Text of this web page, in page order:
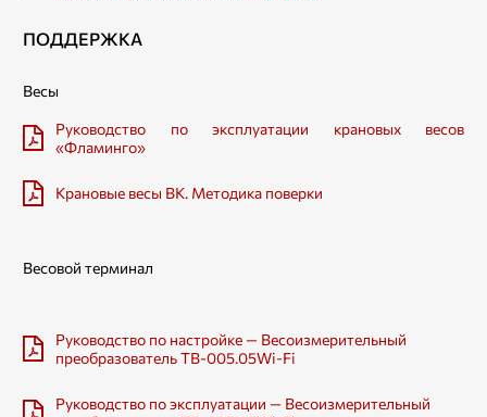
ПОДДЕРЖКА
Весы
Руководство по эксплуатации крановых весов
«Фламинго»
Крановые весы ВК. Методика поверки
Весовой терминал
Руководство по настройке — Весоизмерительный
преобразователь ТВ-005.05Wi-Fi
Руководство по эксплуатации — Весоизмерительный